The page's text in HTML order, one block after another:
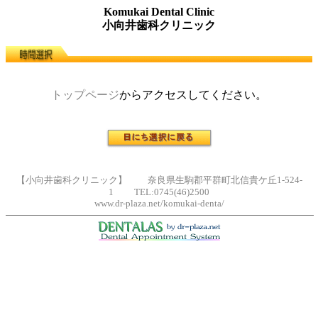
Komukai Dental Clinic
小向井歯科クリニック
トップページからアクセスしてください。
【小向井歯科クリニック】 奈良県生駒郡平群町北信貴ケ丘1-524-
1 TEL:0745(46)2500
www.dr-plaza.net/komukai-denta/